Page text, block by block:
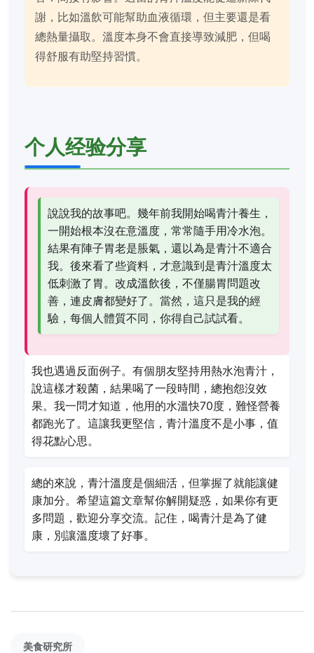
謝，比如溫飲可能幫助血液循環，但主要還是看
總熱量攝取。溫度本身不會直接導致減肥，但喝
得舒服有助堅持習慣。
个人经验分享
說說我的故事吧。幾年前我開始喝青汁養生，
一開始根本沒在意溫度，常常隨手用冷水泡。
結果有陣子胃老是脹氣，還以為是青汁不適合
我。後來看了些資料，才意識到是青汁溫度太
低刺激了胃。改成溫飲後，不僅腸胃問題改
善，連皮膚都變好了。當然，這只是我的經
驗，每個人體質不同，你得自己試試看。
我也遇過反面例子。有個朋友堅持用熱水泡青汁，
說這樣才殺菌，結果喝了一段時間，總抱怨沒效
果。我一問才知道，他用的水溫快70度，難怪營養
都跑光了。這讓我更堅信，青汁溫度不是小事，值
得花點心思。
總的來說，青汁溫度是個細活，但掌握了就能讓健
康加分。希望這篇文章幫你解開疑惑，如果你有更
多問題，歡迎分享交流。記住，喝青汁是為了健
康，別讓溫度壞了好事。
美食研究所